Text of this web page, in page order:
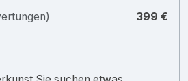
399 €